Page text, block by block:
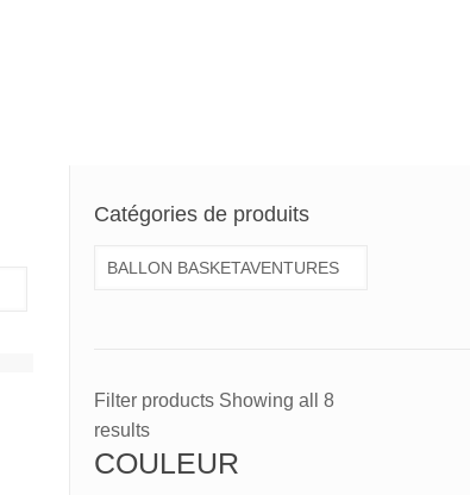
Catégories de produits
Filter products Showing all 8
results
COULEUR